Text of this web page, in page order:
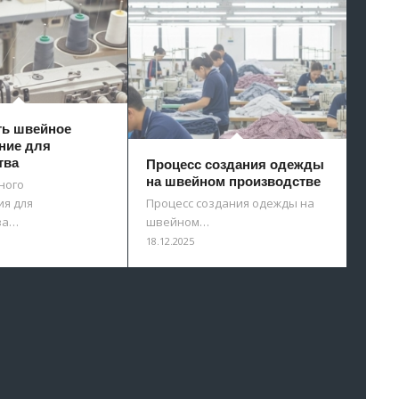
швейное
для
для
Процесс создания одежды
на швейном производстве
Процесс создания одежды на
швейном…
18.12.2025